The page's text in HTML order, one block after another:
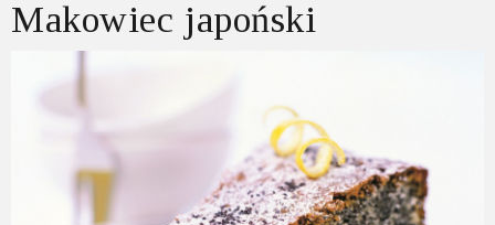
Makowiec japoński